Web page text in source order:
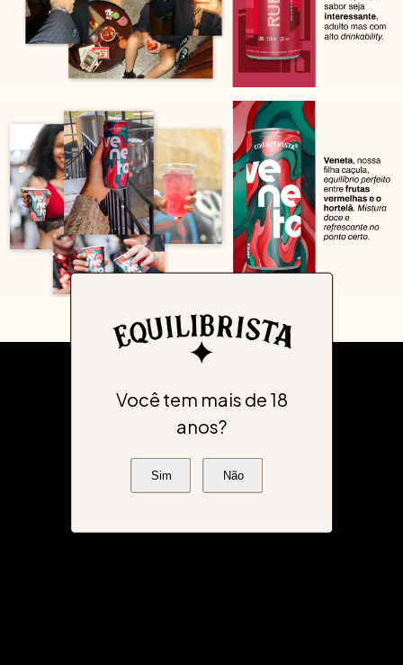
Você tem mais de 18
anos?
Sim Não